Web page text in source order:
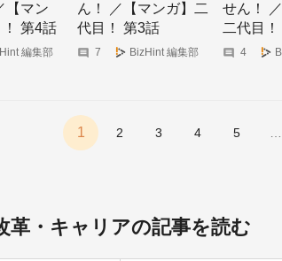
【マン
第4話
編集部
ん！ ／【マンガ】二
代目！ 第3話
7 BizHint 編集部
せん！
二代目
4
1 2 3 4 5
革・キャリアの記事を読む